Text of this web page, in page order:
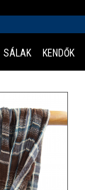
SÁLAK KENDŐK